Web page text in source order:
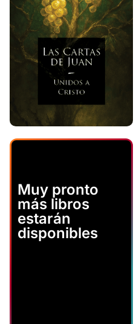
Muy pronto
más libros
estarán
disponibles